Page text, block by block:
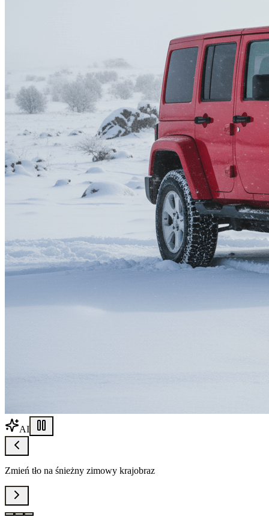
AI
Zmień tło na śnieżny zimowy krajobraz